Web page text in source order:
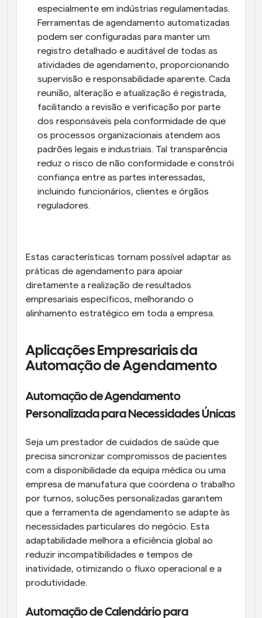
especialmente em indústrias regulamentadas.
Ferramentas de agendamento automatizadas
podem ser configuradas para manter um
registro detalhado e auditável de todas as
atividades de agendamento, proporcionando
supervisão e responsabilidade aparente. Cada
reunião, alteração e atualização é registrada,
facilitando a revisão e verificação por parte
dos responsáveis pela conformidade de que
os processos organizacionais atendem aos
padrões legais e industriais. Tal transparência
reduz o risco de não conformidade e constrói
confiança entre as partes interessadas,
incluindo funcionários, clientes e órgãos
reguladores.
Estas características tornam possível adaptar as
práticas de agendamento para apoiar
diretamente a realização de resultados
empresariais específicos, melhorando o
alinhamento estratégico em toda a empresa.
Aplicações Empresariais da
Automação de Agendamento
Automação de Agendamento
Personalizada para Necessidades Únicas
Seja um prestador de cuidados de saúde que
precisa sincronizar compromissos de pacientes
com a disponibilidade da equipa médica ou uma
empresa de manufatura que coordena o trabalho
por turnos, soluções personalizadas garantem
que a ferramenta de agendamento se adapte às
necessidades particulares do negócio. Esta
adaptabilidade melhora a eficiência global ao
reduzir incompatibilidades e tempos de
inatividade, otimizando o fluxo operacional e a
produtividade.
Automação de Calendário para